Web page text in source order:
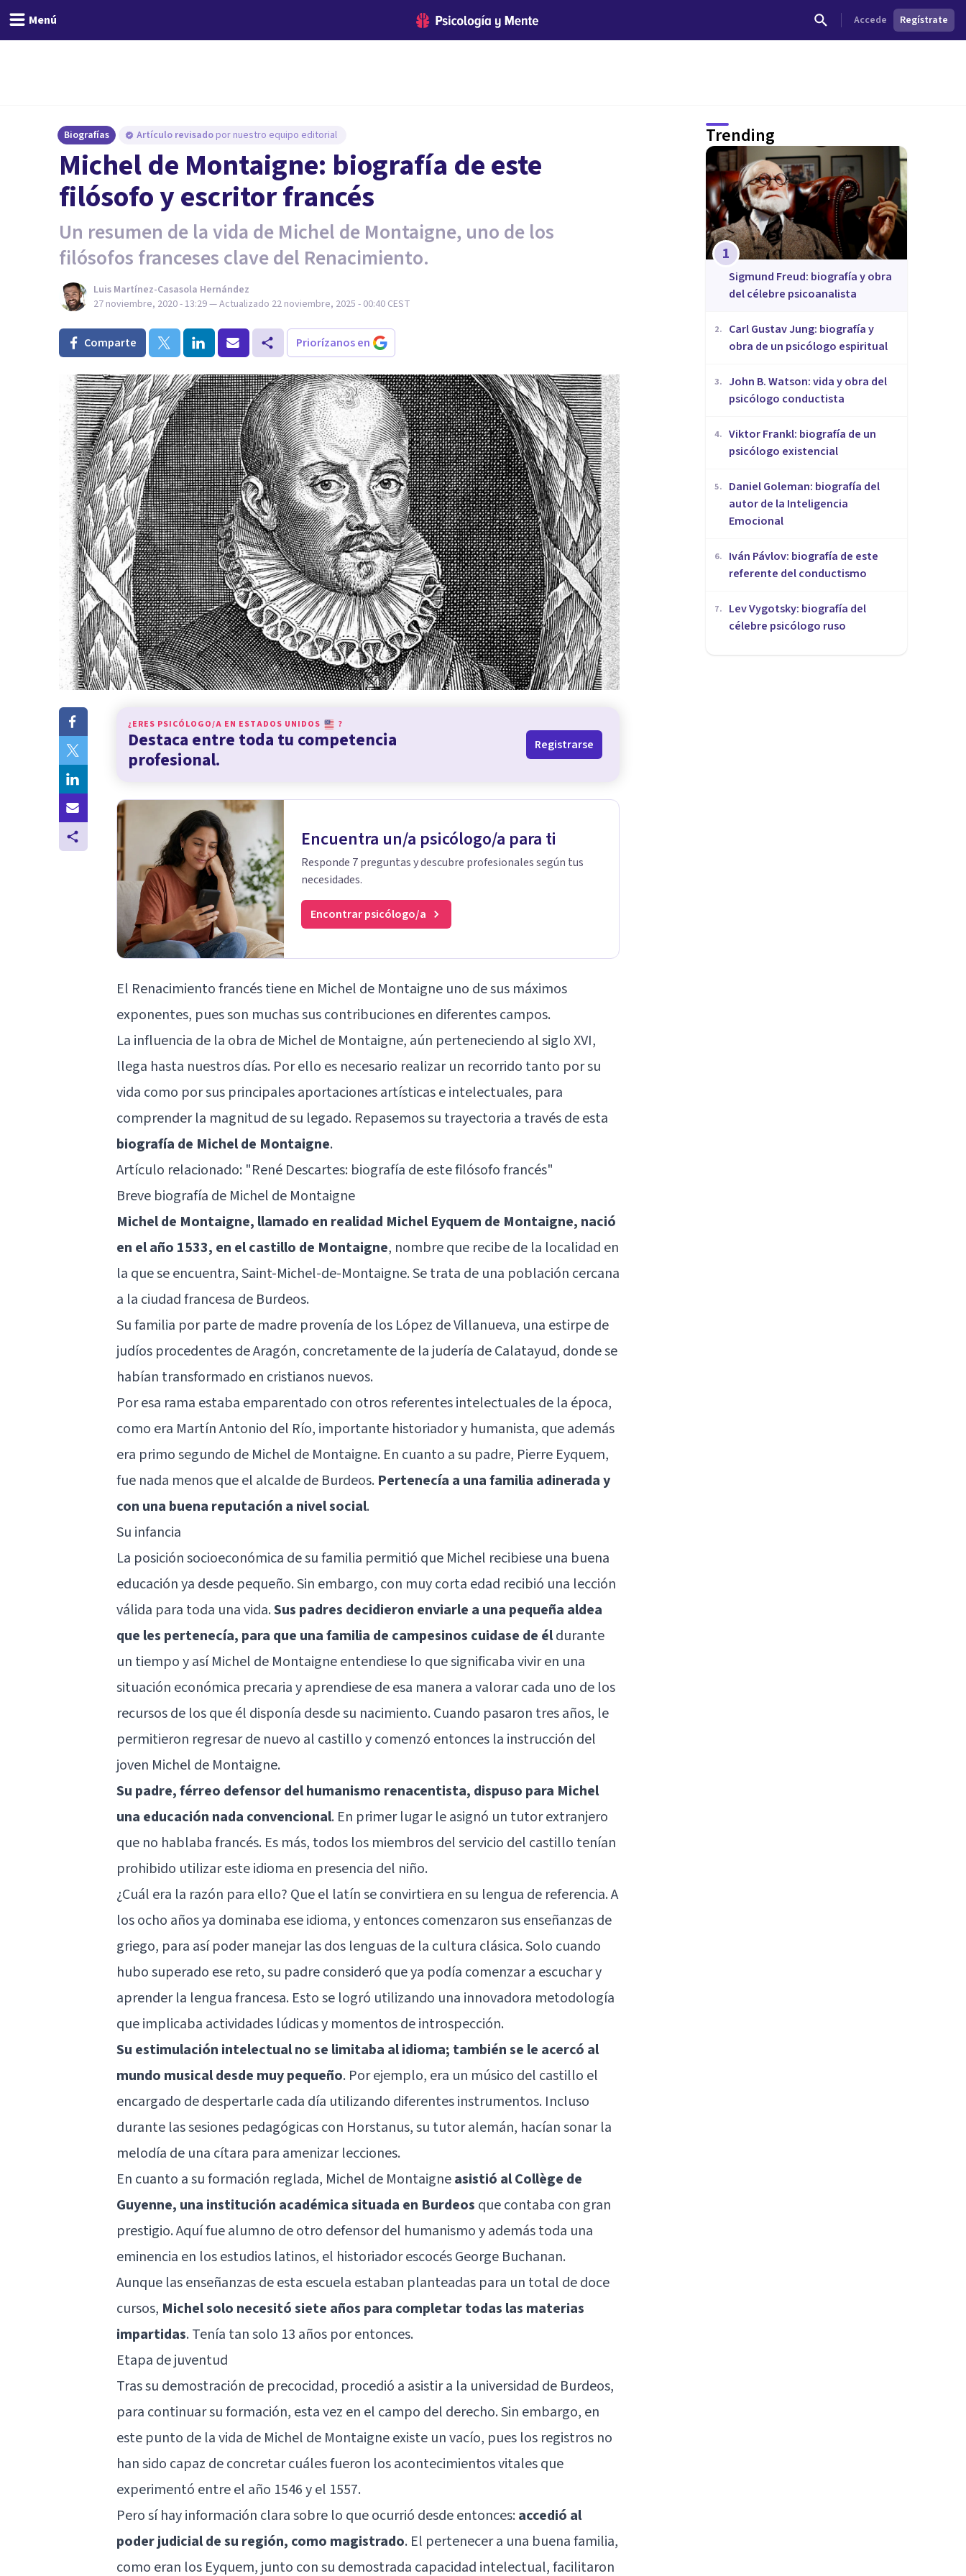
Menú Accede Regístrate
Biografías Artículo revisado por nuestro equipo editorial
Michel de Montaigne: biografía de este
filósofo y escritor francés
Un resumen de la vida de Michel de Montaigne, uno de los
filósofos franceses clave del Renacimiento.
Luis Martínez-Casasola Hernández
27 noviembre, 2020 - 13:29— Actualizado 22 noviembre, 2025 - 00:40 CEST
Comparte Priorízanos en
¿ERES PSICÓLOGO/A EN ESTADOS UNIDOS ?
Destaca entre toda tu competencia
profesional.
Registrarse
Encuentra un/a psicólogo/a para ti
Responde 7 preguntas y descubre profesionales según tus
necesidades.
Encontrar psicólogo/a
El Renacimiento francés tiene en Michel de Montaigne uno de sus máximos
exponentes, pues son muchas sus contribuciones en diferentes campos.
La influencia de la obra de Michel de Montaigne, aún perteneciendo al siglo XVI,
llega hasta nuestros días. Por ello es necesario realizar un recorrido tanto por su
vida como por sus principales aportaciones artísticas e intelectuales, para
comprender la magnitud de su legado. Repasemos su trayectoria a través de esta
biografía de Michel de Montaigne.
Artículo relacionado: "René Descartes: biografía de este filósofo francés"
Breve biografía de Michel de Montaigne
Michel de Montaigne, llamado en realidad Michel Eyquem de Montaigne, nació
en el año 1533, en el castillo de Montaigne, nombre que recibe de la localidad en
la que se encuentra, Saint-Michel-de-Montaigne. Se trata de una población cercana
a la ciudad francesa de Burdeos.
Su familia por parte de madre provenía de los López de Villanueva, una estirpe de
judíos procedentes de Aragón, concretamente de la judería de Calatayud, donde se
habían transformado en cristianos nuevos.
Por esa rama estaba emparentado con otros referentes intelectuales de la época,
como era Martín Antonio del Río, importante historiador y humanista, que además
era primo segundo de Michel de Montaigne. En cuanto a su padre, Pierre Eyquem,
fue nada menos que el alcalde de Burdeos. Pertenecía a una familia adinerada y
con una buena reputación a nivel social.
Su infancia
La posición socioeconómica de su familia permitió que Michel recibiese una buena
educación ya desde pequeño. Sin embargo, con muy corta edad recibió una lección
válida para toda una vida.Sus padres decidieron enviarle a una pequeña aldea
que les pertenecía, para que una familia de campesinos cuidase de éldurante
un tiempo y así Michel de Montaigne entendiese lo que significaba vivir en una
situación económica precaria y aprendiese de esa manera a valorar cada uno de los
recursos de los que él disponía desde su nacimiento. Cuando pasaron tres años, le
permitieron regresar de nuevo al castillo y comenzó entonces la instrucción del
joven Michel de Montaigne.
Su padre, férreo defensor del humanismo renacentista, dispuso para Michel
una educación nada convencional. En primer lugar le asignó un tutor extranjero
que no hablaba francés. Es más, todos los miembros del servicio del castillo tenían
prohibido utilizar este idioma en presencia del niño.
¿Cuál era la razón para ello? Que el latín se convirtiera en su lengua de referencia. A
los ocho años ya dominaba ese idioma, y entonces comenzaron sus enseñanzas de
griego, para así poder manejar las dos lenguas de la cultura clásica. Solo cuando
hubo superado ese reto, su padre consideró que ya podía comenzar a escuchar y
aprender la lengua francesa. Esto se logró utilizando una innovadora metodología
que implicaba actividades lúdicas y momentos de introspección.
Su estimulación intelectual no se limitaba al idioma; también se le acercó al
mundo musical desde muy pequeño. Por ejemplo, era un músico del castillo el
encargado de despertarle cada día utilizando diferentes instrumentos. Incluso
durante las sesiones pedagógicas con Horstanus, su tutor alemán, hacían sonar la
melodía de una cítara para amenizar lecciones.
En cuanto a su formación reglada, Michel de Montaigneasistió al Collège de
Guyenne, una institución académica situada en Burdeos que contaba con gran
prestigio. Aquí fue alumno de otro defensor del humanismo y además toda una
eminencia en los estudios latinos, el historiador escocés George Buchanan.
Aunque las enseñanzas de esta escuela estaban planteadas para un total de doce
cursos, Michel solo necesitó siete años para completar todas las materias
impartidas. Tenía tan solo 13 años por entonces.
Etapa de juventud
Tras su demostración de precocidad, procedió a asistir a la universidad de Burdeos,
para continuar su formación, esta vez en el campo del derecho. Sin embargo, en
este punto de la vida de Michel de Montaigne existe un vacío, pues los registros no
han sido capaz de concretar cuáles fueron los acontecimientos vitales que
experimentó entre el año 1546 y el 1557.
Pero sí hay información clara sobre lo que ocurrió desde entonces:accedió al
poder judicial de su región, como magistrado. El pertenecer a una buena familia,
como eran los Eyquem, junto con su demostrada capacidad intelectual, facilitaron
Trending
1
Sigmund Freud: biografía y obra
del célebre psicoanalista
2.
​Carl Gustav Jung: biografía y
obra de un psicólogo espiritual
3. John B. Watson: vida y obra del
psicólogo conductista
4. Viktor Frankl: biografía de un
psicólogo existencial
5.
Daniel Goleman: biografía del
autor de la Inteligencia
Emocional
6.
Iván Pávlov: biografía de este
referente del conductismo
7.
Lev Vygotsky: biografía del
célebre psicólogo ruso